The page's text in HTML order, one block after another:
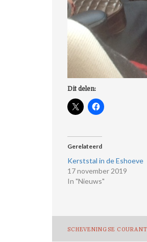
Dit delen:
Gerelateerd
Kerststal in de Eshoeve
17 november 2019
In "Nieuws"
Bericht
SCHEVENINGSE